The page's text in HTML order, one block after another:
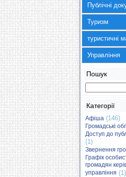
Публічні
Туризм
туристичні
Управління
Пошук
Категорії
Афіша (146)
Громадські
Доступ до
(1)
Звернення
Графік
громадян
управління (1)